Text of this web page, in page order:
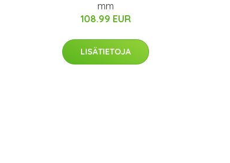
mm
108.99 EUR
LISÄTIETOJA